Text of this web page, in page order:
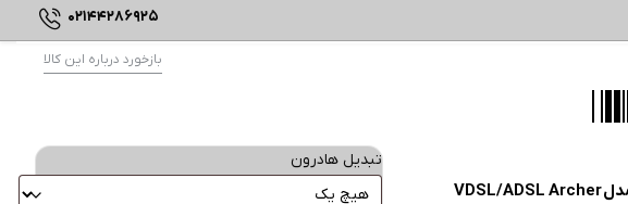
02144286925
بازخورد درباره این کالا
مودم روتر ADSL2 تی پی-لینک مدل VDSL/ADSL Archer
تبدیل هادرون